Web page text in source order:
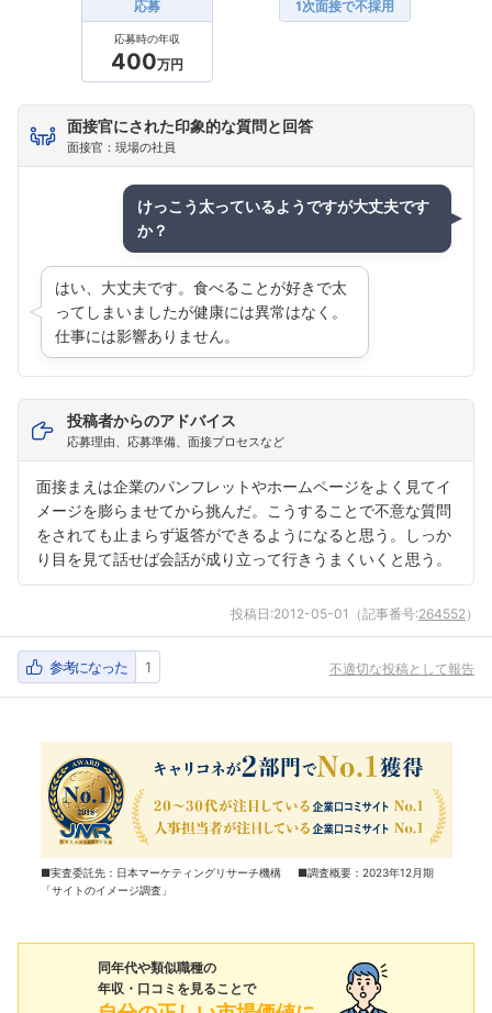
応募
応募時の年収
400万円
1次面接で不採用
面接官にされた印象的な質問と回答
面接官：現場の社員
けっこう太っているようですが大丈夫です
か？
はい、大丈夫です。食べることが好きで太
ってしまいましたが健康には異常はなく。
仕事には影響ありません。
投稿者からのアドバイス
応募理由、応募準備、面接プロセスなど
面接まえは企業のパンフレットやホームページをよく見てイ
メージを膨らませてから挑んだ。こうすることで不意な質問
をされても止まらず返答ができるようになると思う。しっか
り目を見て話せば会話が成り立って行きうまくいくと思う。
投稿日:2012-05-01 （記事番号:264552）
参考になった 1 不適切な投稿として報告
■実査委託先：日本マーケティングリサーチ機構 ■調査概要：2023年12月期
「サイトのイメージ調査」
同年代や類似職種の
年収・口コミを見ることで